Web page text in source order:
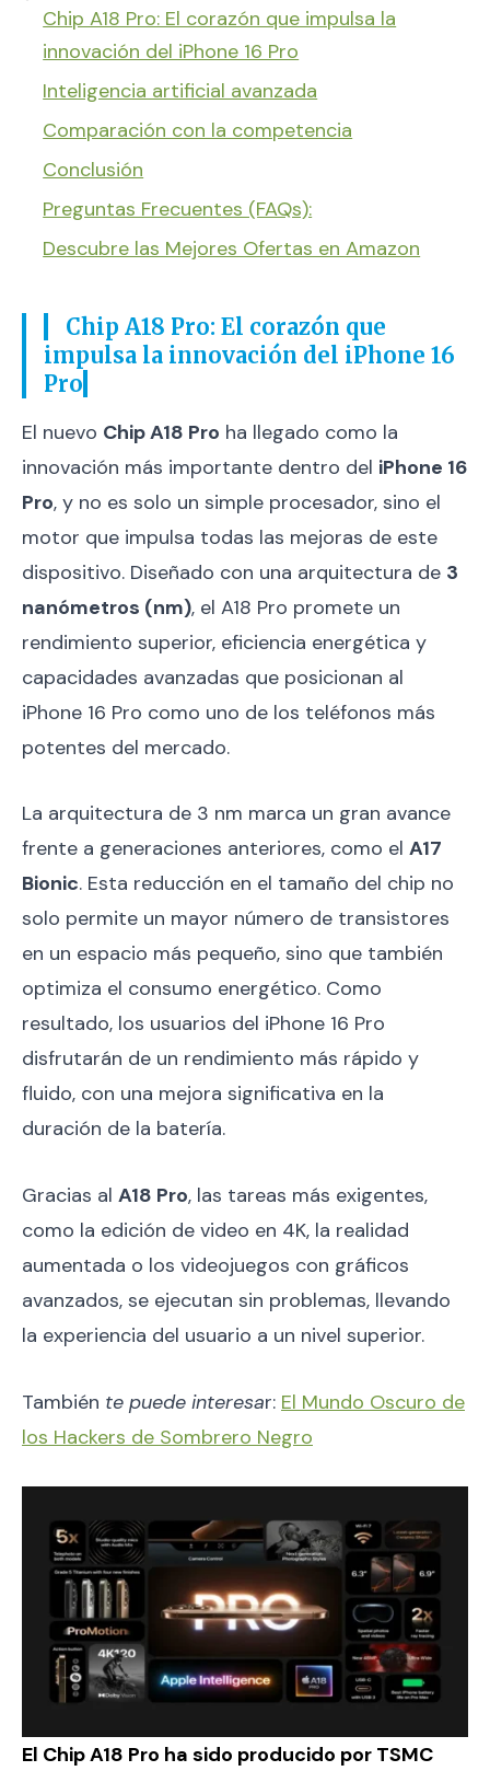
Chip A18 Pro: El corazón que impulsa la
innovación del iPhone 16 Pro
Inteligencia artificial avanzada
Comparación con la competencia
Conclusión
Preguntas Frecuentes (FAQs):
Descubre las Mejores Ofertas en Amazon
Chip A18 Pro: El corazón que
impulsa la innovación del iPhone 16
Pro
El nuevo Chip A18 Pro ha llegado como la
innovación más importante dentro del iPhone 16
Pro, y no es solo un simple procesador, sino el
motor que impulsa todas las mejoras de este
dispositivo. Diseñado con una arquitectura de 3
nanómetros (nm), el A18 Pro promete un
rendimiento superior, eficiencia energética y
capacidades avanzadas que posicionan al
iPhone 16 Pro como uno de los teléfonos más
potentes del mercado.
La arquitectura de 3 nm marca un gran avance
frente a generaciones anteriores, como el A17
Bionic. Esta reducción en el tamaño del chip no
solo permite un mayor número de transistores
en un espacio más pequeño, sino que también
optimiza el consumo energético. Como
resultado, los usuarios del iPhone 16 Pro
disfrutarán de un rendimiento más rápido y
fluido, con una mejora significativa en la
duración de la batería.
Gracias al A18 Pro, las tareas más exigentes,
como la edición de video en 4K, la realidad
aumentada o los videojuegos con gráficos
avanzados, se ejecutan sin problemas, llevando
la experiencia del usuario a un nivel superior.
También te puede interesar: El Mundo Oscuro de
los Hackers de Sombrero Negro
El Chip A18 Pro ha sido producido por TSMC